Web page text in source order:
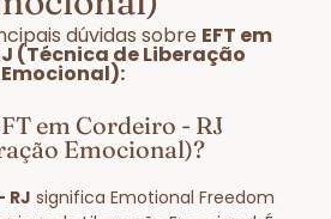
dúvidas sobre EFT em
(Técnica de Liberação
Emocional):
em Cordeiro - RJ
Emocional)?
RJ significa Emotional Freedom